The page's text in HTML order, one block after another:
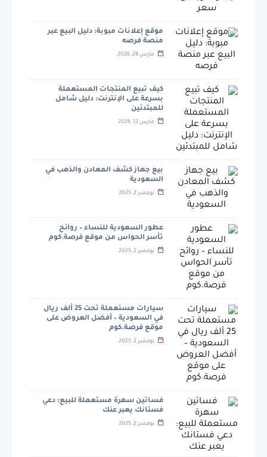
موقع إعلانات مبوبة: دليل البيع عبر
منصة فرصه
مارس 28, 2026
كيف تبيع المنتجات المستعملة
بسرعة على الإنترنت: دليل شامل
للمبتدئين
مارس 12, 2026
بيع جهاز كشف المعادن والذهب في
السعودية
نوفمبر 2, 2025
عطور السعودية للنساء – روائح
تأسر الحواس من موقع فرصة.كوم
نوفمبر 2, 2025
سيارات مستعملة تحت 25 ألف ريال
في السعودية – أفضل العروض على
موقع فرصة.كوم
نوفمبر 2, 2025
فساتين سهرة مستعملة للبيع: دعي
فستانك يعبر عنك
نوفمبر 2, 2025